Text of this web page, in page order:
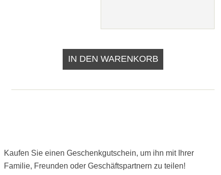
Kaufen Sie einen Geschenkgutschein, um ihn mit Ihrer
Familie, Freunden oder Geschäftspartnern zu teilen!